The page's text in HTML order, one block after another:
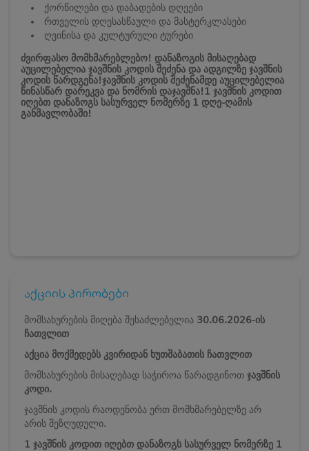
ქორწილები და დაბადების დღეები
რთველის დღესასწაული და მასტერკლასები
ღვინისა და კულტურული ტურები
ძვირფასო მომხმარებლებო! დანაზოგის მისაღებად
აუცილებელია ჯავშნის კოდის შეძენა და ადგილზე ჯავშნის
კოდის წარდგენა!ჯავშნის კოდის შეძენამდე აუცილებელია
წინასწარ დარეკვა და ნომრის დაჯავშნა!1 ჯავშნის კოდით
იღებთ დანაზოგს სასურველ ნომერზე 1 დღე-ღამის
განმავლობაში!
აქციის პირობები
მომსახურების მიღება შესაძლებელია 30.06.2026-ის
ჩათვლით
აქცია მოქმედებს კვირიდან ხუთშაბათის ჩათვლით
მომსახურების მისაღებად საჭიროა წარადგინოთ ჯავშნის
კოდი.
ჯავშნის კოდის რაოდენობა ერთ მომხმარებელზე არ
არის შეზღუდული.
1 ჯავშნის კოდით იღებთ დანაზოგს სასურველ ნომერზე 1